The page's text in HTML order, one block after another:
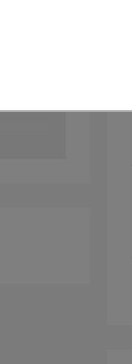
知られ
した国